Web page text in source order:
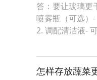
答：要让玻璃更
喷雾瓶（可选）
2. 调配清洁液-
怎样存放蔬菜